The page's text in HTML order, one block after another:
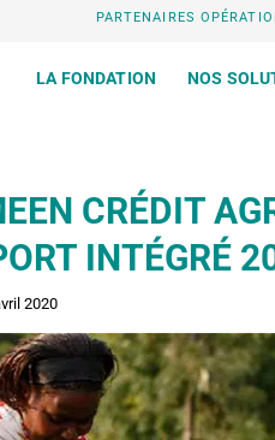
PARTENAIRES
LA FONDATION NOS
CRÉDIT
INTÉGRÉ
2020